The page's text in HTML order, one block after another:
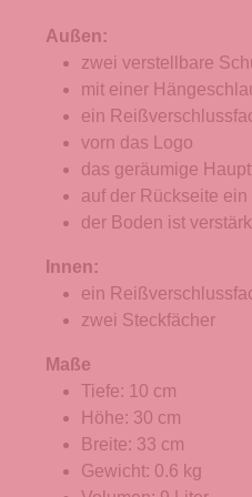
Außen:
zwei verstellbare
mit einer
ein
vorn das Logo
das geräumige
auf der Rückseite
der Boden ist
Innen:
ein
zwei Steckfächer
Maße
Tiefe: 10 cm
Höhe: 30 cm
Breite: 33 cm
Gewicht: 0.6 kg